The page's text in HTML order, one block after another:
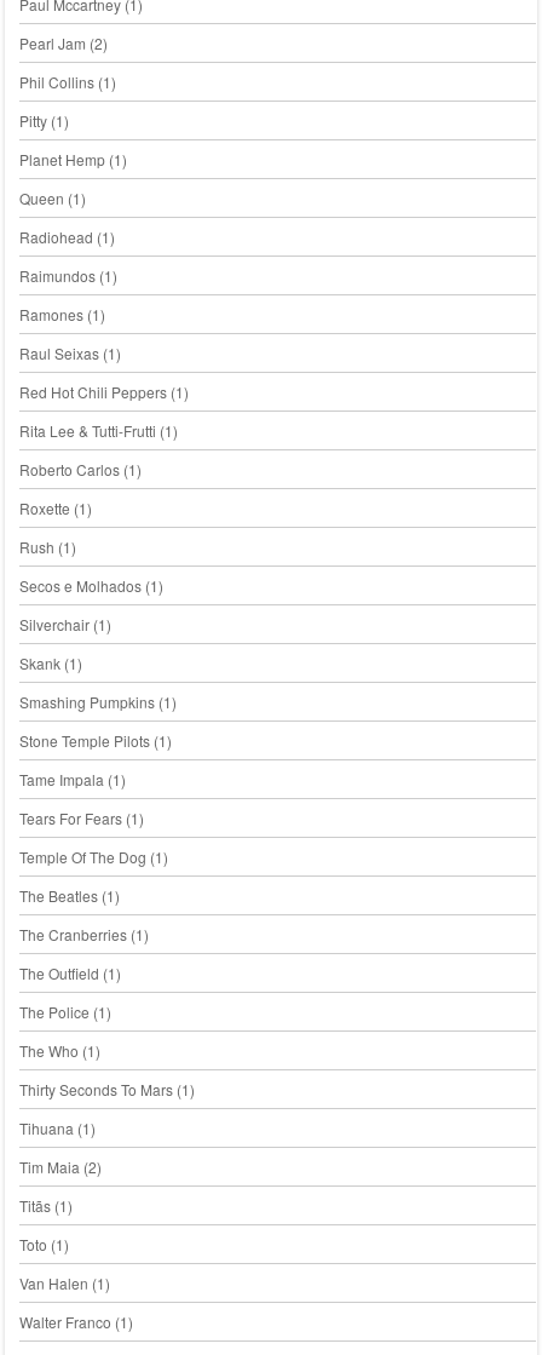
Pearl Jam (2)
Phil Collins(1)
Pitty(1)
Planet Hemp(1)
Queen (1)
Radiohead (1)
Raimundos(1)
Ramones(1)
Raul Seixas(1)
Red Hot Chili Peppers(1)
Rita Lee & Tutti-Frutti (1)
Roberto Carlos(1)
Roxette (1)
Rush (1)
Secos e Molhados(1)
Silverchair(1)
Skank(1)
Smashing Pumpkins(1)
Stone Temple Pilots(1)
Tame Impala (1)
Tears For Fears(1)
Temple Of The Dog (1)
The Beatles(1)
The Cranberries(1)
The Outfield (1)
The Police (1)
The Who (1)
Thirty Seconds To Mars(1)
Tihuana (1)
Tim Maia (2)
Titãs(1)
Toto (1)
Van Halen (1)
Walter Franco (1)